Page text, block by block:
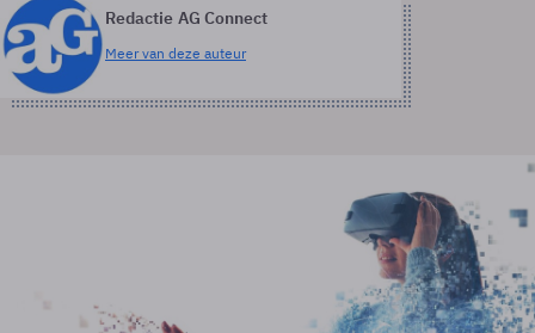
Redactie AG Connect
Meer van deze auteur